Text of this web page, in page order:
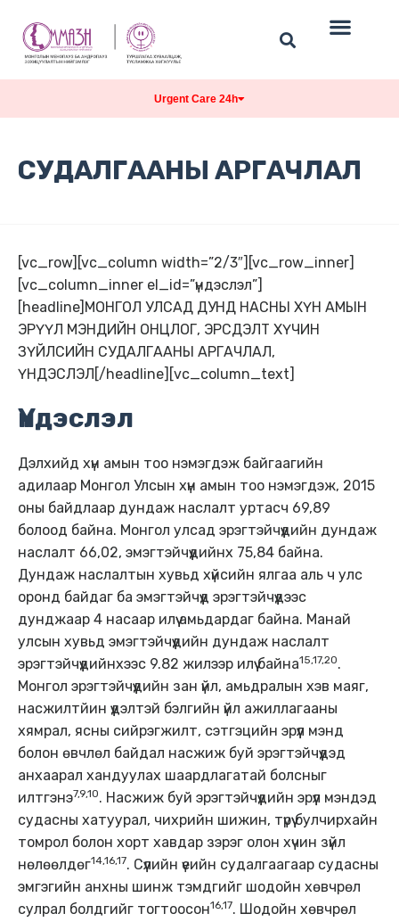
Urgent Care 24h
СУДАЛГААНЫ АРГАЧЛАЛ
[vc_row][vc_column width=”2/3″][vc_row_inner]
[vc_column_inner el_id=”үндэслэл”]
[headline]МОНГОЛ УЛСАД ДУНД НАСНЫ ХҮН АМЫН
ЭРҮҮЛ МЭНДИЙН ОНЦЛОГ, ЭРСДЭЛТ ХҮЧИН
ЗҮЙЛСИЙН СУДАЛГААНЫ АРГАЧЛАЛ,
ҮНДЭСЛЭЛ[/headline][vc_column_text]
Үндэслэл
Дэлхийд хүн амын тоо нэмэгдэж байгаагийн
адилаар Монгол Улсын хүн амын тоо нэмэгдэж, 2015
оны байдлаар дундаж наслалт уртасч 69,89
болоод байна. Монгол улсад эрэгтэйчүүдийн дундаж
наслалт 66,02, эмэгтэйчүүдийнх 75,84 байна.
Дундаж наслалтын хувьд хүйсийн ялгаа аль ч улс
оронд байдаг ба эмэгтэйчүүд эрэгтэйчүүдээс
дунджаар 4 насаар илүү амьдардаг байна. Манай
улсын хувьд эмэгтэйчүүдийн дундаж наслалт
эрэгтэйчүүдийнхээс 9.82 жилээр илүү байна15,17,20.
Монгол эрэгтэйчүүдийн зан үйл, амьдралын хэв маяг,
насжилтйин үүдэлтэй бэлгийн үйл ажиллагааны
хямрал, ясны сийрэгжилт, сэтгэцийн эрүүл мэнд
болон өвчлөл байдал насжиж буй эрэгтэйчүүдэд
анхаарал хандуулах шаардлагатай болсныг
илтгэнэ7,9,10. Насжиж буй эрэгтэйчүүдийн эрүүл мэндэд
судасны хатуурал, чихрийн шижин, түрүү булчирхайн
томрол болон хорт хавдар зэрэг олон хүчин зүйл
нөлөөлдөг14,16,17. Сүүлийн үеийн судалгаагаар судасны
эмгэгийн анхны шинж тэмдгийг шодойн хөвчрөл
сулрал болдгийг тогтоосон16,17. Шодойн хөвчрөл